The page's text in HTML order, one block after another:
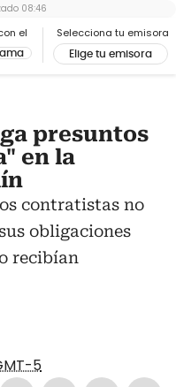
el Selecciona tu emisora
Elige tu emisora
08:46
presuntos
en la
contratistas no
obligaciones
recibían
5